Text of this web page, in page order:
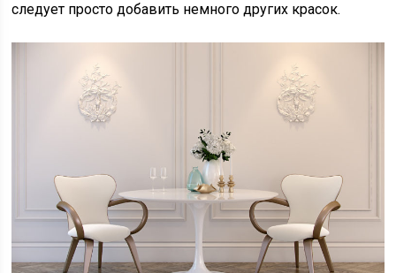
следует просто добавить немного других красок.